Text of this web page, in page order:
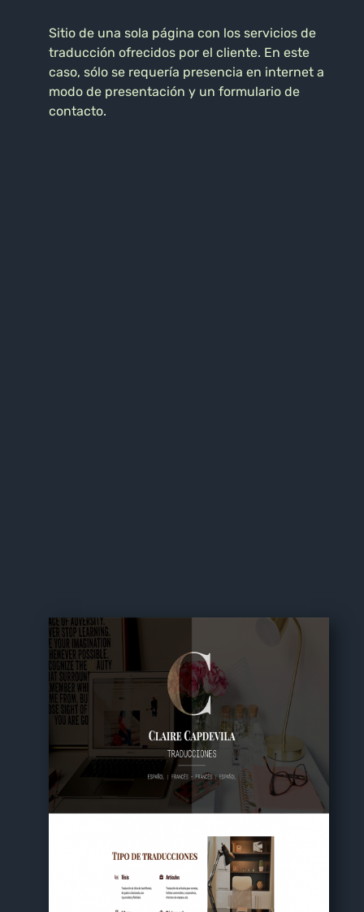
Sitio de una sola página con los servicios de
traducción ofrecidos por el cliente. En este
caso, sólo se requería presencia en internet a
modo de presentación y un formulario de
contacto.